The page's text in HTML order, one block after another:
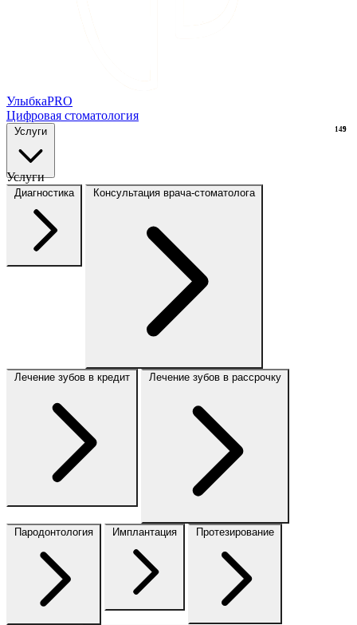
УлыбкаPRO
Цифровая стоматология
Услуги
Услуги
Диагностика Консультация врача-стоматолога
Лечение зубов в кредит Лечение зубов в рассрочку
Пародонтология Имплантация Протезирование
9
149